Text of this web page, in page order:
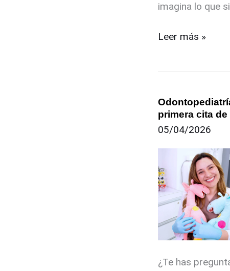
imagina lo que
Leer más »
primera cita
05/04/2026
¿Te has
Odontopediatría
101:
Guía
sobre
la
primera
cita
de
tus
hijos